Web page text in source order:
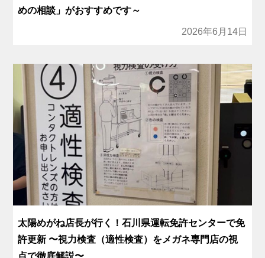
めの相談」がおすすめです～
2026年6月14日
太陽めがね店長が行く！石川県運転免許センターで免
許更新 〜視力検査（適性検査）をメガネ専門店の視